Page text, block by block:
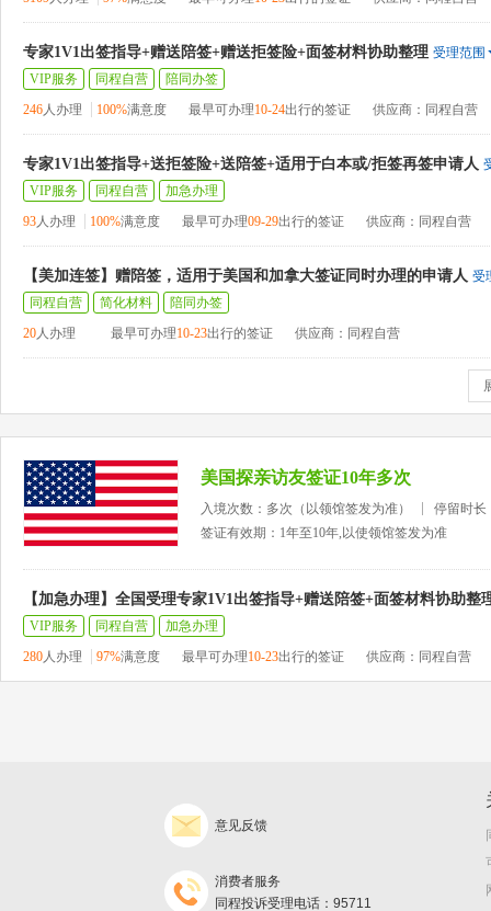
专家1V1出签指导+赠送陪签+赠送拒签险+面签材料协助整理 受理范围
VIP服务
同程自营
陪同办签
246人办理 100%满意度 最早可办理10-24出行的签证 供应商：同程自营
专家1V1出签指导+送拒签险+送陪签+适用于白本或/拒签再签申请人
VIP服务
同程自营
加急办理
93人办理 100%满意度 最早可办理09-29出行的签证 供应商：同程自营
【美加连签】赠陪签，适用于美国和加拿大签证同时办理的申请人 受
同程自营
简化材料
陪同办签
20人办理 最早可办理10-23出行的签证 供应商：同程自营
美国探亲访友签证10年多次
入境次数：多次（以领馆签发为准）
停留时长
签证有效期：1年至10年,以使领馆签发为准
【加急办理】全国受理专家1V1出签指导+赠送陪签+面签材料协助整
VIP服务 同程自营
加急办理
280人办理 97%满意度 最早可办理10-23出行的签证 供应商：同程自营
意见反馈
消费者服务
同程投诉受理电话：95711